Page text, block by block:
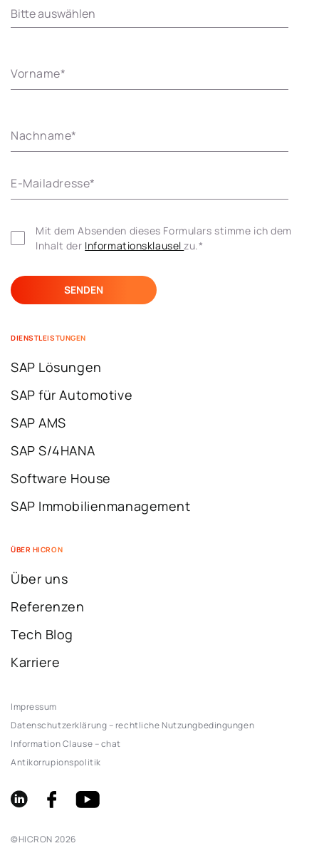
Vorname*
Nachname*
E-Mailadresse*
Mit dem Absenden dieses Formulars stimme ich dem
Inhalt der Informationsklausel zu.*
DIENSTLEISTUNGEN
SAP Lösungen
SAP für Automotive
SAP AMS
SAP S/4HANA
Software House
SAP Immobilienmanagement
ÜBER HICRON
Über uns
Referenzen
Tech Blog
Karriere
©HICRON 2026
Impressum
Datenschutzerklärung – rechtliche Nutzungbedingungen
Information Clause – chat
Antikorrupionspolitik